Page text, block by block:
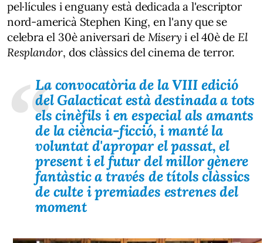
pel·lícules i enguany està dedicada a l'escriptor
nord-americà Stephen King, en l'any que se
celebra el 30è aniversari de Misery i el 40è de El
Resplandor, dos clàssics del cinema de terror.
La convocatòria de la VIII edició
del Galacticat està destinada a tots
els cinèfils i en especial als amants
de la ciència-ficció, i manté la
voluntat d'apropar el passat, el
present i el futur del millor gènere
fantàstic a través de títols clàssics
de culte i premiades estrenes del
moment